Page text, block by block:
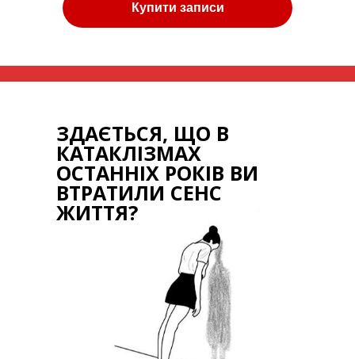
Купити записи
ЗДАЄТЬСЯ, ЩО В
КАТАКЛІЗМАХ
ОСТАННІХ РОКІВ ВИ
ВТРАТИЛИ СЕНС
ЖИТТЯ?